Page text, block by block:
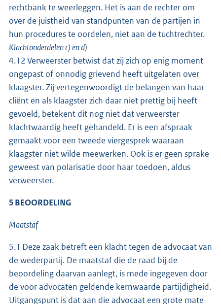
rechtbank te weerleggen. Het is aan de rechter om
over de juistheid van standpunten van de partijen in
hun procedures te oordelen, niet aan de tuchtrechter.
Klachtonderdelen c) en d)
4.12 Verweerster betwist dat zij zich op enig moment
ongepast of onnodig grievend heeft uitgelaten over
klaagster. Zij vertegenwoordigt de belangen van haar
cliënt en als klaagster zich daar niet prettig bij heeft
gevoeld, betekent dit nog niet dat verweerster
klachtwaardig heeft gehandeld. Er is een afspraak
gemaakt voor een tweede viergesprek waaraan
klaagster niet wilde meewerken. Ook is er geen sprake
geweest van polarisatie door haar toedoen, aldus
verweerster.
5 BEOORDELING
Maatstaf
5.1 Deze zaak betreft een klacht tegen de advocaat van
de wederpartij. De maatstaf die de raad bij de
beoordeling daarvan aanlegt, is mede ingegeven door
de voor advocaten geldende kernwaarde partijdigheid.
Uitgangspunt is dat aan die advocaat een grote mate